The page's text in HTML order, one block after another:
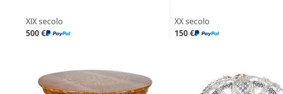
XIX secolo
500 €
XX secolo
150 €